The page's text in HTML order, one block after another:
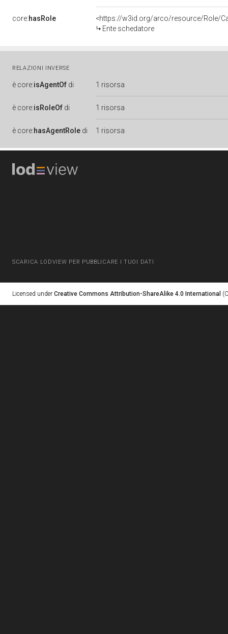
core:hasRole
<https://w3id.org/arco/resource/Role/
Ente schedatore
RELAZIONI INVERSE
è core:isAgentOf di 1 risorsa
è core:isRoleOf di 1 risorsa
è core:hasAgentRole di 1 risorsa
SCARICA LODVIEW PER PUBBLICARE I TUOI DATI
Licensed under Creative Commons Attribution-ShareAlike 4.0 International